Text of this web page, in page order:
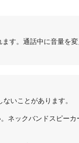
す。通話中に音量を
いことがあります。
ネックバンドスピー